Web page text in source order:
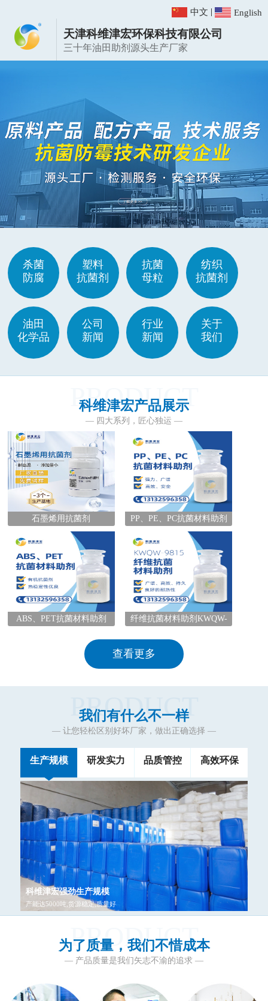
中文 | English
天津科维津宏环保科技有限公司
三十年油田助剂源头生产厂家
杀菌
防腐
塑料
抗菌剂
抗菌
母粒
纺织
抗菌剂
油田
化学品
公司
新闻
行业
新闻
关于
我们
PRODUCT
科维津宏产品展示
— 四大系列，匠心独运 —
石墨烯用抗菌剂 PP、PE、PC抗菌材料助剂
ABS、PET抗菌材料助剂
纤维抗菌材料助剂KWQW-
查看更多
PRODUCT
我们有什么不一样
— 让您轻松区别好坏厂家，做出正确选择 —
生产规模 研发实力 品质管控 高效环保
科维津宏强劲生产规模
产能达5000吨,货源稳定,质量好
PRODUCT
为了质量，我们不惜成本
— 产品质量是我们矢志不渝的追求 —